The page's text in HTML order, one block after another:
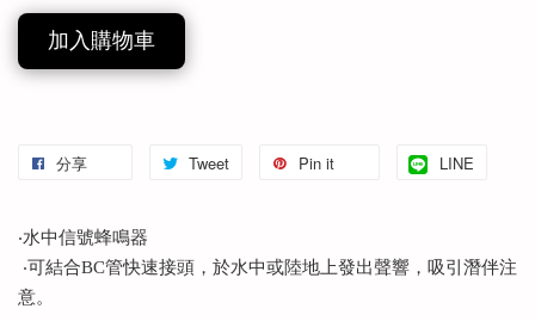
加入購物車
分享 Tweet Pin it LINE
‧水中信號蜂鳴器
‧可結合BC管快速接頭，於水中或陸地上發出聲響，吸引潛伴注
意。